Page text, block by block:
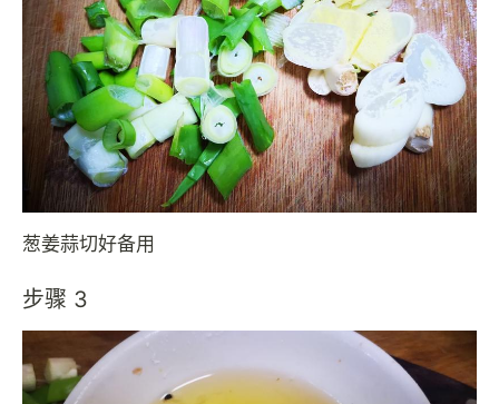
葱姜蒜切好备用
步骤 3